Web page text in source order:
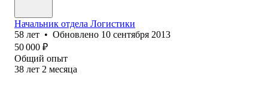
Начальник отдела Логистики
58 лет • Обновлено 10 сентября 2013
50 000 ₽
Общий опыт
38 лет 2 месяца